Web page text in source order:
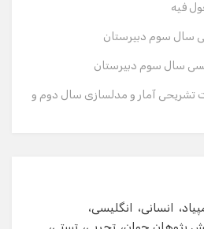
فیه
سال سوم دبیرستان
سال سوم دبیرستان
تشریحی آمار و مدلسازی سال دوم و
انسانی
انگلیسی